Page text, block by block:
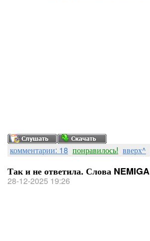
комментарии: 18 понравилось! вверх^
Так и не ответила. Слова NEMIGA
28-12-2025 19:26